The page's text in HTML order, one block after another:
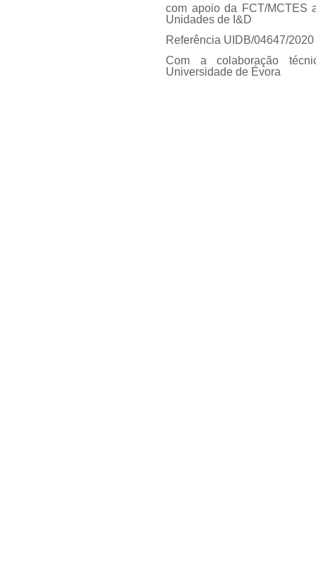
com apoio da FCT/MCTES
Unidades de I&D
Referência UIDB/04647/2020
Com a colaboração
Universidade de Évora